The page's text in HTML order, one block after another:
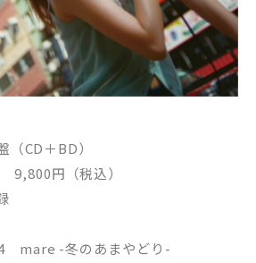
CD＋BD）
9,800円（税込）
mare -冬のあまやどり-